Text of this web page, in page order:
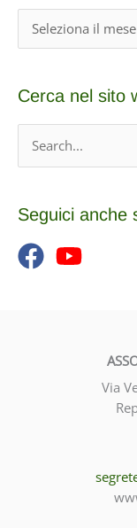
r
h
i
Cerca nel sito
c
:
Seguici anche
Via